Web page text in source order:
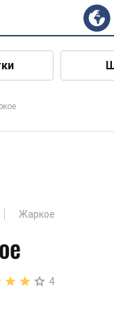
Жаркое
4